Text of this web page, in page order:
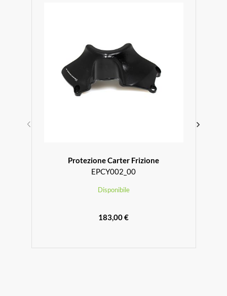
Protezione Carter Frizione
EPCY002_00
Disponibile
183,00 €